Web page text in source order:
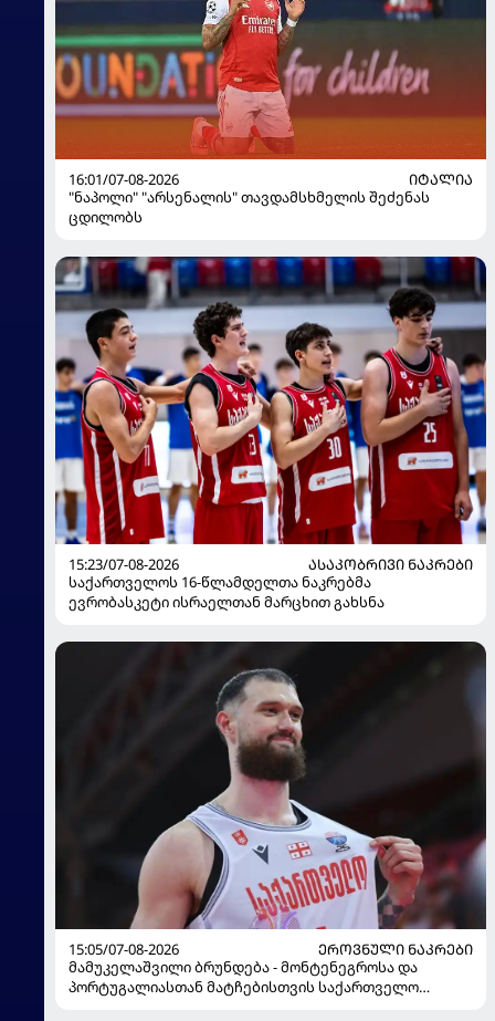
16:01/07-08-2026
ᲘᲢᲐᲚᲘᲐ
"ნაპოლი" "არსენალის" თავდამსხმელის შეძენას
ცდილობს
15:23/07-08-2026
ᲐᲡᲐᲙᲝᲑᲠᲘᲕᲘ ᲜᲐᲙᲠᲔᲑᲘ
საქართველოს 16-წლამდელთა ნაკრებმა
ევრობასკეტი ისრაელთან მარცხით გახსნა
15:05/07-08-2026
ᲔᲠᲝᲕᲜᲣᲚᲘ ᲜᲐᲙᲠᲔᲑᲘ
მამუკელაშვილი ბრუნდება - მონტენეგროსა და
პორტუგალიასთან მატჩებისთვის საქართველო